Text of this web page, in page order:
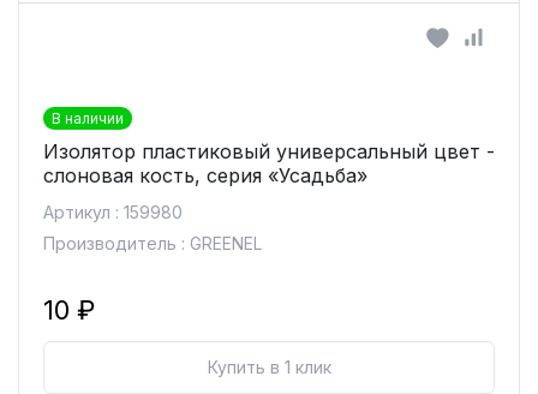
В наличии
Изолятор пластиковый универсальный цвет -
слоновая кость, серия «Усадьба»
Артикул : 159980
Производитель : GREENEL
10 ₽
Купить в 1 клик